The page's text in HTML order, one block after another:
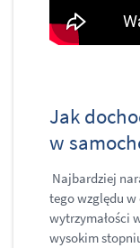
Jak
w
Najbardziej
tego względu
wytrzymałości
wysokim